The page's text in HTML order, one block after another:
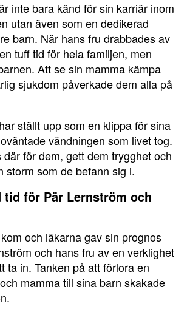
inte bara känd för sin karriär inom
utan även som en dedikerad
barn. När hans fru drabbades av
tuff tid för hela familjen, men
Att se sin mamma kämpa
sjukdom påverkade dem alla på
ställt upp som en klippa för sina
vändningen som livet tog.
där för dem, gett dem trygghet och
storm som de befann sig i.
för Pär Lernström och
och läkarna gav sin prognos
och hans fru av en verklighet
ta in. Tanken på att förlora en
mamma till sina barn skakade